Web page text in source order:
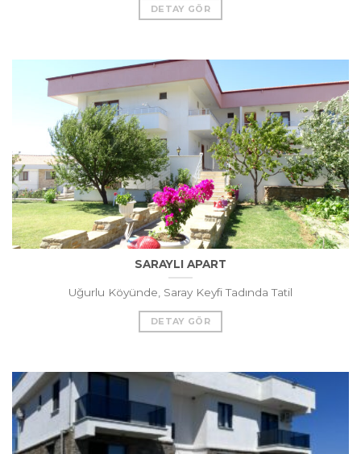
DETAY GÖR
SARAYLI APART
Uğurlu Köyünde, Saray Keyfi Tadında Tatil
DETAY GÖR